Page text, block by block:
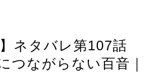
ネタバレ第107話
つながらない百音｜